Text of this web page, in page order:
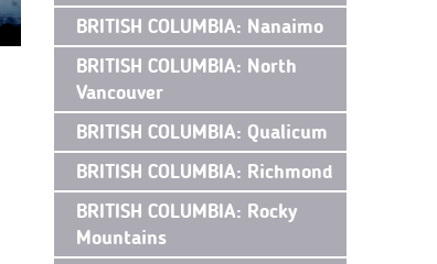
BRITISH COLUMBIA: Nanaimo
BRITISH COLUMBIA: North
Vancouver
BRITISH COLUMBIA: Qualicum
BRITISH COLUMBIA: Richmond
BRITISH COLUMBIA: Rocky
Mountains